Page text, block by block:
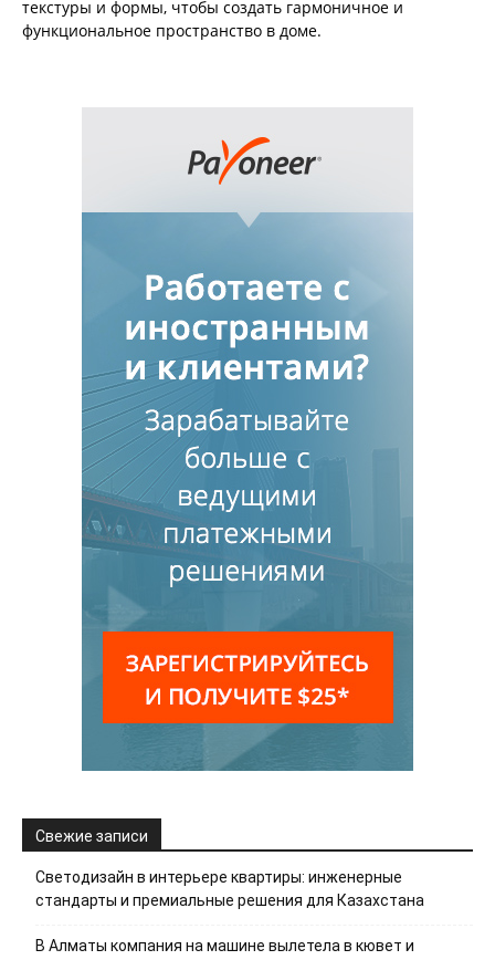
текстуры и формы, чтобы создать гармоничное и
функциональное пространство в доме.
Свежие записи
Светодизайн в интерьере квартиры: инженерные
стандарты и премиальные решения для Казахстана
В Алматы компания на машине вылетела в кювет и